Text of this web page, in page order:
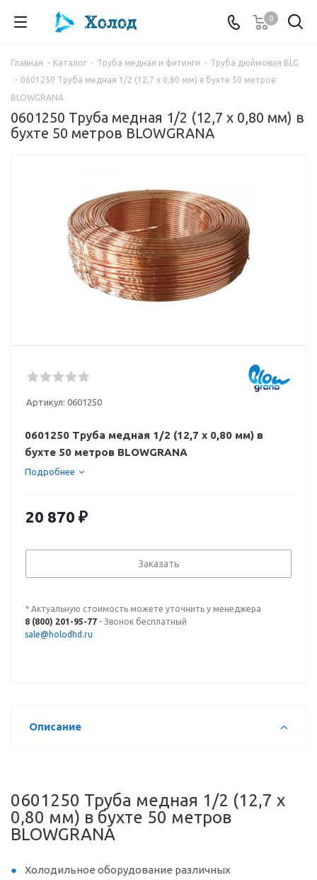
0
Главная - Каталог - Труба медная и фитинги - Труба дюймовая BLG
- 0601250 Труба медная 1/2 (12,7 х 0,80 мм) в бухте 50 метров
BLOWGRANA
0601250 Труба медная 1/2 (12,7 х 0,80 мм) в
бухте 50 метров BLOWGRANA
Артикул: 0601250
0601250 Труба медная 1/2 (12,7 х 0,80 мм) в
бухте 50 метров BLOWGRANA
Подробнее
20 870 ₽
Заказать
* Актуальную стоимость можете уточнить у менеджера
8 (800) 201-95-77 - Звонок бесплатный
sale@holodhd.ru
Описание
0601250 Труба медная 1/2 (12,7 х
0,80 мм) в бухте 50 метров
BLOWGRANA
Холодильное оборудование различных